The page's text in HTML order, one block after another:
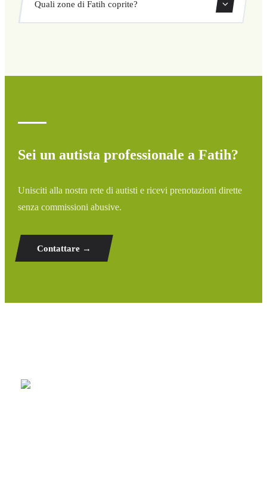
ritorno direttamente dal nostro sistema di prenotazione.
Quali zone di Fatih coprite?
Sei un autista professionale a Fatih?
Unisciti alla nostra rete di autisti e ricevi prenotazioni dirette
senza commissioni abusive.
Contattare →